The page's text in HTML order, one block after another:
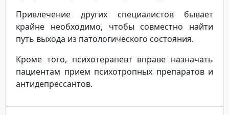
Привлечение других специалистов бывает
крайне необходимо, чтобы совместно найти
путь выхода из патологического состояния.
Кроме того, психотерапевт вправе назначать
пациентам прием психотропных препаратов и
антидепрессантов.